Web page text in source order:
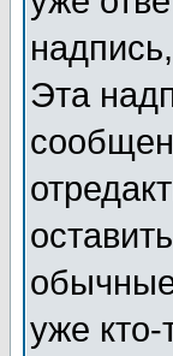
Эта
уже кто-